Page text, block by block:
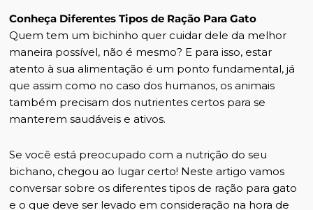
Conheça Diferentes Tipos de Ração Para Gato
Quem tem um bichinho quer cuidar dele da melhor
maneira possível, não é mesmo? E para isso, estar
atento à sua alimentação é um ponto fundamental, já
que assim como no caso dos humanos, os animais
também precisam dos nutrientes certos para se
manterem saudáveis e ativos.
Se você está preocupado com a nutrição do seu
bichano, chegou ao lugar certo! Neste artigo vamos
conversar sobre os diferentes tipos de ração para gato
e o que deve ser levado em consideração na hora de